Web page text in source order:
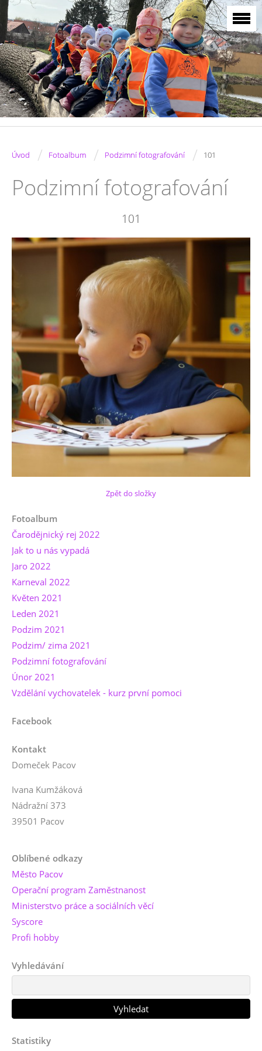
Úvod / Fotoalbum / Podzimní fotografování / 101
Podzimní fotografování
101
Zpět do složky
Fotoalbum
Čarodějnický rej 2022
Jak to u nás vypadá
Jaro 2022
Karneval 2022
Květen 2021
Leden 2021
Podzim 2021
Podzim/ zima 2021
Podzimní fotografování
Únor 2021
Vzdělání vychovatelek - kurz první pomoci
Facebook
Kontakt
Domeček Pacov
Ivana Kumžáková
Nádražní 373
39501 Pacov
Oblíbené odkazy
Město Pacov
Operační program Zaměstnanost
Ministerstvo práce a sociálních věcí
Syscore
Profi hobby
Vyhledávání
Statistiky